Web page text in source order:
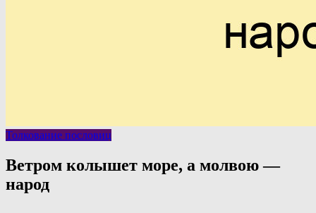
Толкование пословиц
Ветром колышет море, а молвою —
народ